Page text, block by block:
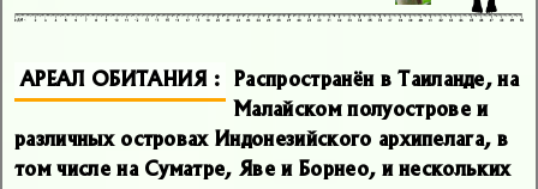
АРЕАЛ ОБИТАНИЯ Распространён в Таиланде, на
Малайском полуострове и
различных островах Индонезийского архипелага, в
том числе на Суматре, Яве и Борнео, и нескольких